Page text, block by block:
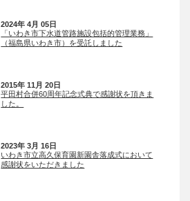
2024年 4月 05日
「いわき市下水道管路施設包括的管理業務」
（福島県いわき市）を受託しました
2015年 11月 20日
平田村合併60周年記念式典で感謝状を頂きま
した。
2023年 3月 16日
いわき市立高久保育園新園舎落成式において
感謝状をいただきました